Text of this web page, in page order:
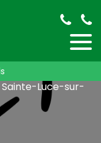
Luce-sur-